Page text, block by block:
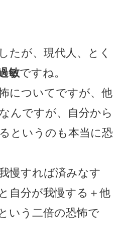
たが、現代人、とく
敏ですね。
についてですが、他
んですが、自分から
というのも本当に恐
慢すれば済みなす
自分が我慢する＋他
いう二倍の恐怖で